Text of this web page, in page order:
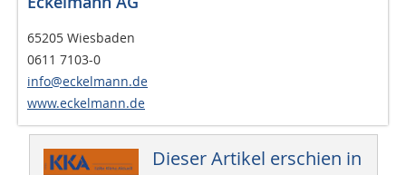
65205 Wiesbaden
0611 7103-0
info@eckelmann.de
www.eckelmann.de
Dieser Artikel erschien in